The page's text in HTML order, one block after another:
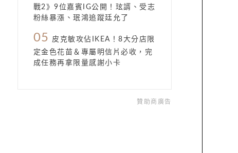
戰2》9位嘉賓IG公開！玹諝、受志
粉絲暴漲、珉鴻追蹤廷允了
05
皮克敏攻佔IKEA！8大分店限
定金色花苗＆專屬明信片必收，完
成任務再拿限量感謝小卡
贊助商廣告